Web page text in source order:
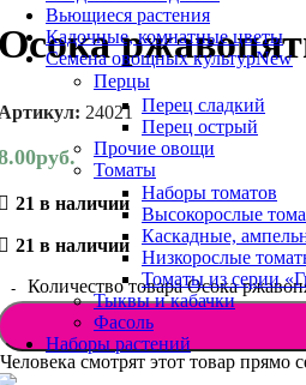
Вьющиеся растения
Кадочные, комнатные цветы
Семена овощных культурNew
Перцы
Перец сладкий
Перец острый
Прочие овощи
Томаты
Наборы томатов
Высокорослые
Каскадные,
Низкорослые
Томаты из серии
Тыквы и кабачки
Фасоль
Наборы растений
24021
руб.
21 в наличии
21 в наличии
Количество товара Осока
Человека смотрят этот товар прямо